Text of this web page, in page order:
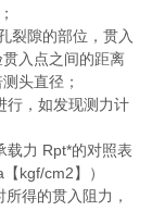
裂隙的部位，贯入
入点之间的距离
头直径；
行，如发现测力计
载力 Rpt*的对照表
kgf/cm2】）
得的贯入阻力，